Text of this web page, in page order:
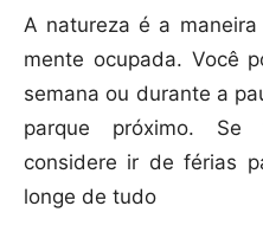
A natureza é a
mente ocupada. Você
semana ou durante a
parque próximo. Se
considere ir de férias
longe de tudo